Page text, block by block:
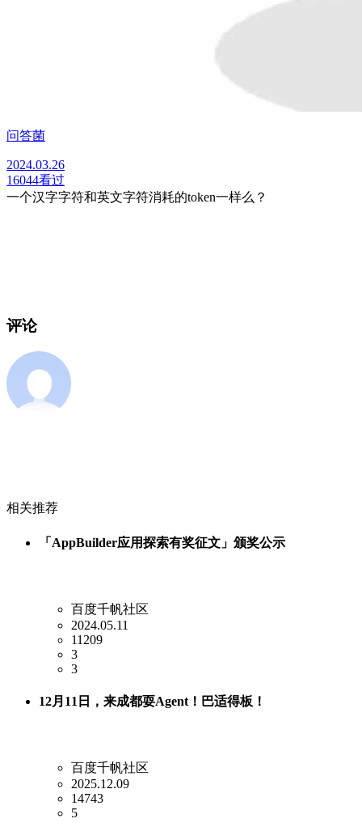
问答菌
2024.03.26
16044看过
一个汉字字符和英文字符消耗的token一样么？
评论
相关推荐
「AppBuilder应用探索有奖征文」颁奖公示
百度千帆社区
2024.05.11
11209
3
3
12月11日，来成都耍Agent！巴适得板！
百度千帆社区
2025.12.09
14743
5